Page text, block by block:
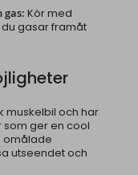
gas: Kör med
gasar framåt
muskelbil och har
som ger en cool
omålade
utseendet och